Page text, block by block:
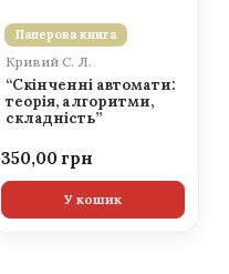
Паперова книга
Кривий С. Л.
“Скінченні автомати:
теорія, алгоритми,
складність”
350,00
У кошик